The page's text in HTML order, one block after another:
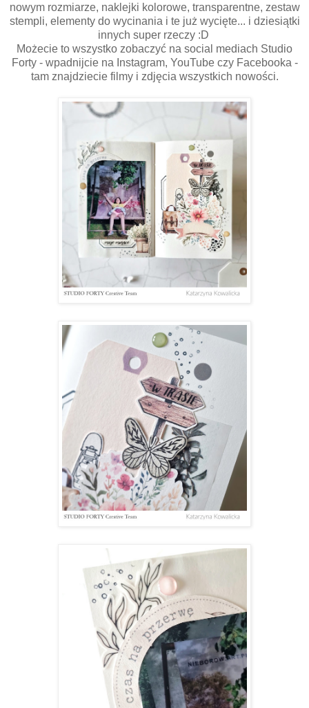
nowym rozmiarze, naklejki kolorowe, transparentne, zestaw
stempli, elementy do wycinania i te już wycięte... i dziesiątki
innych super rzeczy :D
Możecie to wszystko zobaczyć na social mediach Studio
Forty - wpadnijcie na Instagram, YouTube czy Facebooka -
tam znajdziecie filmy i zdjęcia wszystkich nowości.